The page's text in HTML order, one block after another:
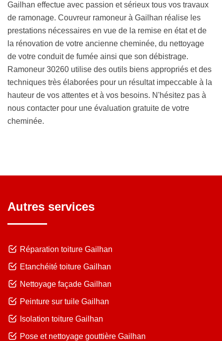
Gailhan effectue avec passion et sérieux tous vos travaux
de ramonage. Couvreur ramoneur à Gailhan réalise les
prestations nécessaires en vue de la remise en état et de
la rénovation de votre ancienne cheminée, du nettoyage
de votre conduit de fumée ainsi que son débistrage.
Ramoneur 30260 utilise des outils biens appropriés et des
techniques très élaborées pour un résultat impeccable à la
hauteur de vos attentes et à vos besoins. N'hésitez pas à
nous contacter pour une évaluation gratuite de votre
cheminée.
Autres services
Réparation toiture Gailhan
Etanchéité toiture Gailhan
Nettoyage façade Gailhan
Peinture sur tuile Gailhan
Isolation toiture Gailhan
Pose et nettoyage gouttière Gailhan